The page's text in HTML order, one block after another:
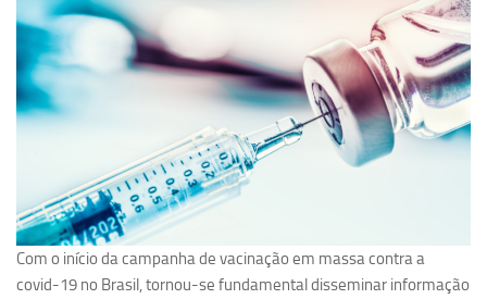
Grupos de Estudo
Carreira Docente de Impacto
Ciência, Arte, Educação e Sociedade: CienArtES
Grupo de Estudos Avançados em Tecnologia e Informação
em Saúde com foco em Populações Vulneráveis
(Confluencia)
Grupos de estudo encerrados
Grupos de Pesquisa
Criminologia Experimental e Segurança Pública
Com o início da campanha de vacinação em massa contra a
covid-19 no Brasil, tornou-se fundamental disseminar informação